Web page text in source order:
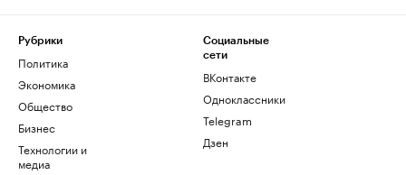
Рубрики
Политика
Экономика
Общество
Бизнес
Технологии и
медиа
Социальные
сети
ВКонтакте
Одноклассники
Telegram
Дзен